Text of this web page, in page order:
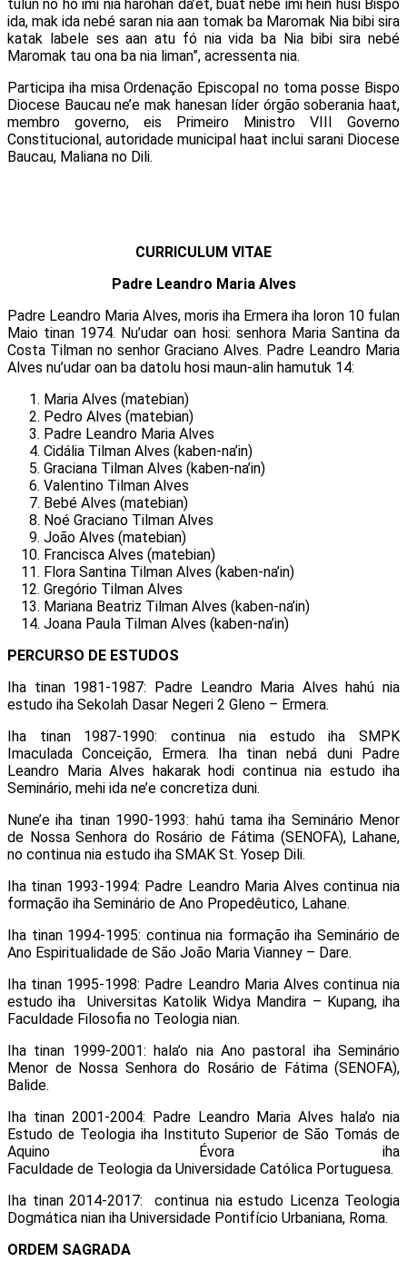
tulun no ho imi nia harohan da’et, buat nebé imi hein husi Bispo
ida, mak ida nebé saran nia aan tomak ba Maromak Nia bibi sira
katak labele ses aan atu fó nia vida ba Nia bibi sira nebé
Maromak tau ona ba nia liman”, acressenta nia.
Participa iha misa Ordenação Episcopal no toma posse Bispo
Diocese Baucau ne’e mak hanesan líder órgão soberania haat,
membro governo, eis Primeiro Ministro VIII Governo
Constitucional, autoridade municipal haat inclui sarani Diocese
Baucau, Maliana no Dili.
CURRICULUM VITAE
Padre Leandro Maria Alves
Padre Leandro Maria Alves, moris iha Ermera iha loron 10 fulan
Maio tinan 1974. Nu’udar oan hosi: senhora Maria Santina da
Costa Tilman no senhor Graciano Alves. Padre Leandro Maria
Alves nu’udar oan ba datolu hosi maun-alin hamutuk 14:
Maria Alves (matebian)
Pedro Alves (matebian)
Padre Leandro Maria Alves
Cidália Tilman Alves (kaben-na’in)
Graciana Tilman Alves (kaben-na’in)
Valentino Tilman Alves
Bebé Alves (matebian)
Noé Graciano Tilman Alves
João Alves (matebian)
Francisca Alves (matebian)
Flora Santina Tilman Alves (kaben-na’in)
Gregório Tilman Alves
Mariana Beatriz Tilman Alves (kaben-na’in)
Joana Paula Tilman Alves (kaben-na’in)
PERCURSO DE ESTUDOS
Iha tinan 1981-1987: Padre Leandro Maria Alves hahú nia
estudo iha Sekolah Dasar Negeri 2 Gleno – Ermera.
Iha tinan 1987-1990: continua nia estudo iha SMPK
Imaculada Conceição, Ermera. Iha tinan nebá duni Padre
Leandro Maria Alves hakarak hodi continua nia estudo iha
Seminário, mehi ida ne’e concretiza duni.
Nune’e iha tinan 1990-1993: hahú tama iha Seminário Menor
de Nossa Senhora do Rosário de Fátima (SENOFA), Lahane,
no continua nia estudo iha SMAK St. Yosep Dili.
Iha tinan 1993-1994: Padre Leandro Maria Alves continua nia
formação iha Seminário de Ano Propedêutico, Lahane.
Iha tinan 1994-1995: continua nia formação iha Seminário de
Ano Espiritualidade de São João Maria Vianney – Dare.
Iha tinan 1995-1998: Padre Leandro Maria Alves continua nia
estudo iha Universitas Katolik Widya Mandira – Kupang, iha
Faculdade Filosofia no Teologia nian.
Iha tinan 1999-2001: hala’o nia Ano pastoral iha Seminário
Menor de Nossa Senhora do Rosário de Fátima (SENOFA),
Balide.
Iha tinan 2001-2004: Padre Leandro Maria Alves hala’o nia
Estudo de Teologia iha Instituto Superior de São Tomás de
Aquino Évora iha
Faculdade de Teologia da Universidade Católica Portuguesa.
Iha tinan 2014-2017: continua nia estudo Licenza Teologia
Dogmática nian iha Universidade Pontifício Urbaniana, Roma.
ORDEM SAGRADA